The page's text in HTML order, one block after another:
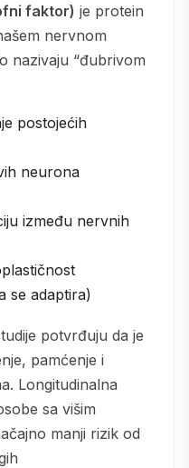
faktor) je protein
nervnom
nazivaju “đubrivom
postojećih
neurona
između nervnih
se adaptira)
pamćenje i
Longitudinalna
sa višim
manji rizik od